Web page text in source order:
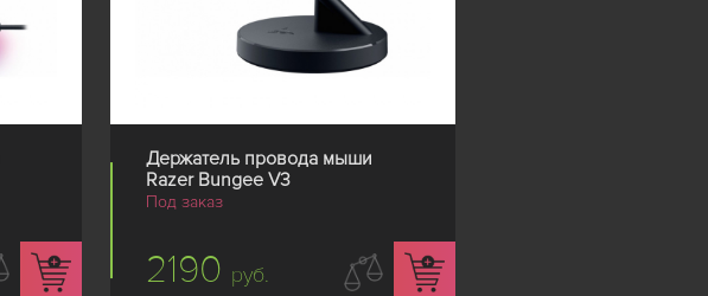
Держатель провода мыши
Razer Bungee V3
Под заказ
2190 руб.